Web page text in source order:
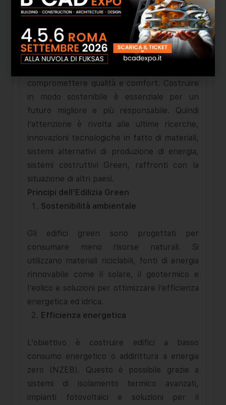
materiali ecologici per ridurre l’impatto
ambientale e migliorare il benessere delle
persone. Questo approccio considera l’intero
ciclo di vita degli edifici, creando spazi
compromettere qualità e comfort. Costruire
in modo sostenibile è essenziale per un
futuro migliore e più responsabile. Quindi
l’attenzione è rivolta alle ultime ricerche,
innovazioni tecnologiche in fatto di materiali,
sistemi alternativi di produzione di energia,
sistemi costruttivi Green, raffronti con la
situazione di altri paesi.
Principi dell’Edilizia Green
Sostenibilità ambientale
Gli edifici green sono progettati per
consumare meno risorse naturali. Si
utilizzano materiali riciclabili, fonti di energia
rinnovabile come il solare, il geotermico e
l’eolico e soluzioni per ottimizzare l’efficienza
energetica ed idrica.
Efficienza energetica
L’obiettivo è costruire edifici a basso
consumo energetico o addirittura a energia
zero (NZEB). Questo è possibile grazie a
sistemi di isolamento termico avanzati,
impianti fotovoltaici e soluzioni per il